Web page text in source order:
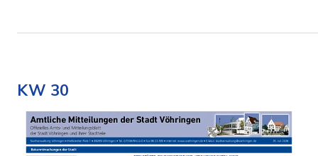
KW 30